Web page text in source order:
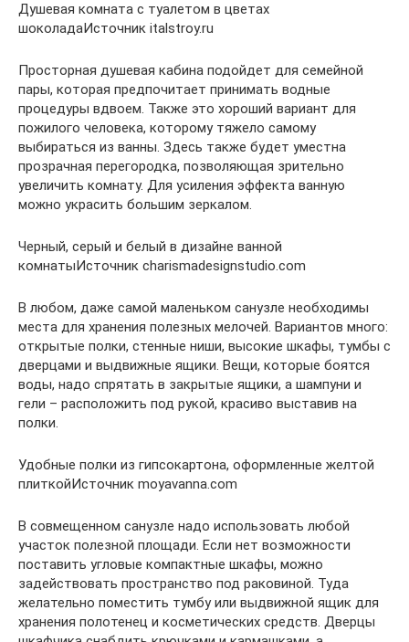
Душевая комната с туалетом в цветах
шоколадаИсточник italstroy.ru
Просторная душевая кабина подойдет для семейной
пары, которая предпочитает принимать водные
процедуры вдвоем. Также это хороший вариант для
пожилого человека, которому тяжело самому
выбираться из ванны. Здесь также будет уместна
прозрачная перегородка, позволяющая зрительно
увеличить комнату. Для усиления эффекта ванную
можно украсить большим зеркалом.
Черный, серый и белый в дизайне ванной
комнатыИсточник charismadesignstudio.com
В любом, даже самой маленьком санузле необходимы
места для хранения полезных мелочей. Вариантов много:
открытые полки, стенные ниши, высокие шкафы, тумбы с
дверцами и выдвижные ящики. Вещи, которые боятся
воды, надо спрятать в закрытые ящики, а шампуни и
гели – расположить под рукой, красиво выставив на
полки.
Удобные полки из гипсокартона, оформленные желтой
плиткойИсточник moyavanna.com
В совмещенном санузле надо использовать любой
участок полезной площади. Если нет возможности
поставить угловые компактные шкафы, можно
задействовать пространство под раковиной. Туда
желательно поместить тумбу или выдвижной ящик для
хранения полотенец и косметических средств. Дверцы